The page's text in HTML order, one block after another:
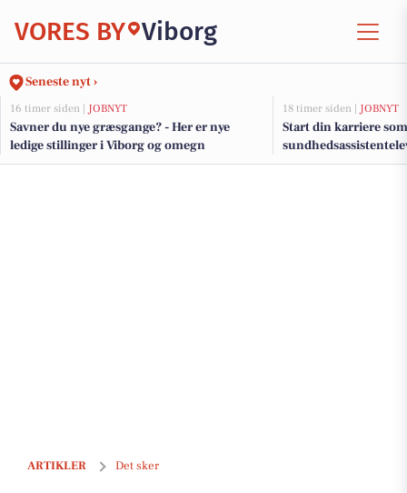
VORES BY Viborg
Seneste nyt ›
16 timer siden | JOBNYT
Savner du nye græsgange? - Her er nye
ledige stillinger i Viborg og omegn
18 timer siden | JOBNYT
Start din karriere
ARTIKLER Det sker
Oplev Viborg HK mod HH Elite i Biocirc Arena